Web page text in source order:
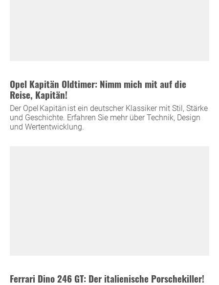
Opel Kapitän Oldtimer: Nimm mich mit auf die
Reise, Kapitän!
Der Opel Kapitän ist ein deutscher Klassiker mit Stil, Stärke
und Geschichte. Erfahren Sie mehr über Technik, Design
und Wertentwicklung.
Ferrari Dino 246 GT: Der italienische Porschekiller!